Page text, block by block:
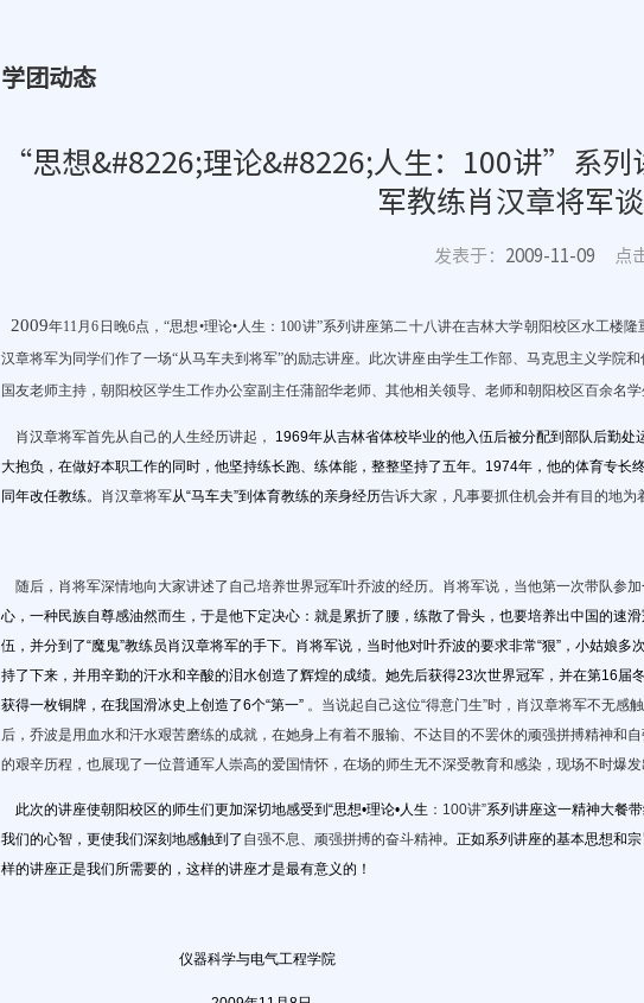
学团动态
“思想&#8226;理论&#8226;人生：100讲”系
军教练肖汉章将军
发表于： 2009-11-09 点
2009年11月6日 晚6点，“思想•理论•人生： 100讲”系列讲座第二十八讲在吉林大学朝阳校区水工楼隆
汉章将军为同学们作了一场“从马车夫到将军”的励志讲座。此次讲座由学生工作部、马克思主义学院
国友老师主持，朝阳校区学生工作办公室副主任蒲韶华老师、其他相关领导、老师和朝阳校区百余名学
肖汉章将军首先从自己的人生经历讲起，
1969年从吉林省体校毕业的他入伍后被分配到部队后勤处
大抱负，在做好本职工作的同时，他坚持练长跑、练体能，整整坚持了五年。1974年，他的体育专
同年改任教练。 肖汉章将军从“马车夫”到体育教练的亲身经历告诉大家，凡事要抓住机会并有目的地为
随后，肖将军深情地向大家讲述了自己培养世界冠军叶乔波的经历。肖将军说，当他第一次带队参加
心，一种民族自尊感油然而生，于是他下定决心：就是累折了腰，练散了骨头，也要培养出中国的速
伍，并分到了“魔鬼”教练员肖汉章将军的手下。肖将军说，当时他对叶乔波的要求非常“狠”，小姑娘多
持了下来，并用辛勤的汗水和辛酸的泪水创造了辉煌的成绩。她先后获得23次世界冠军，并在第16
获得一枚铜牌，在我国滑冰史上创造了6个“第一”。 当说起自己这位“得意门生”时，肖汉章将军不无
后，乔波是用血水和汗水艰苦磨练的成就，在她身上有着不服输、不达目的不罢休的顽强拼搏精神和自
的艰辛历程，也展现了一位普通军人崇高的爱国情怀，在场的师生无不深受教育和感染，现场不时爆发
此次的讲座使朝阳校区的师生们更加深切地感受到“思想•理论•人生 ：100讲”系列讲座这一精神大餐
我们的心智，更使我们深刻地感触到了 自强不息、顽强拼搏的奋斗精神。正如系列讲座的基本思想和
样的讲座正是我们所需要的，这样的讲座才是最有意义的！
仪器科学与电气工程学院